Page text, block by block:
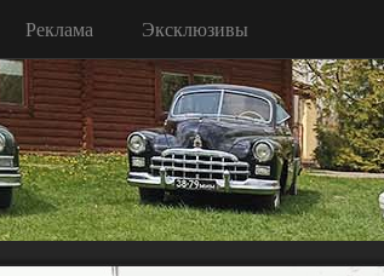
Реклама Эксклюзивы